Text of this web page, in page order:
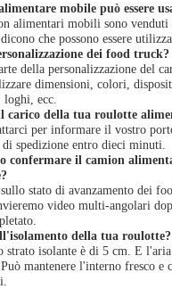
mobile può essere
alimentari mobili sono venduti
che possono essere
dei food truck?
della personalizzazione del
dimensioni, colori,
ecc.
carico della tua roulotte
per informare il vostro
spedizione entro dieci minuti.
confermare il camion
stato di avanzamento dei
video multi-angolari
della tua roulotte?
strato isolante è di 5 cm. E
mantenere l'interno fresco e